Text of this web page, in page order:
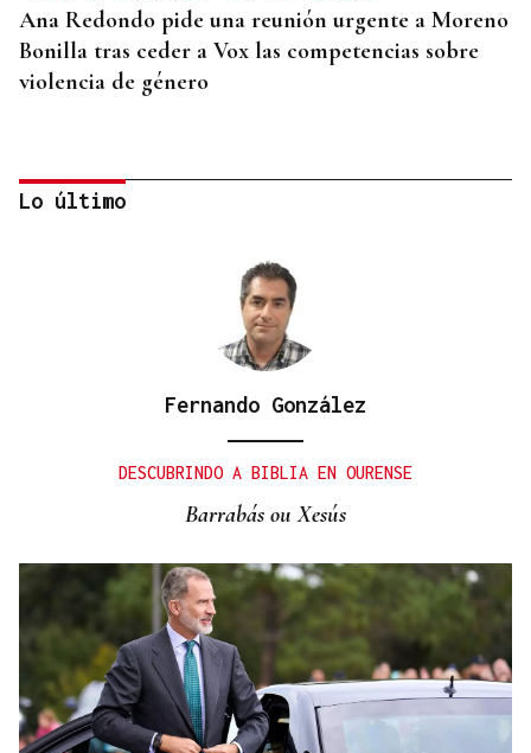
Ana Redondo pide una reunión urgente a Moreno
Bonilla tras ceder a Vox las competencias sobre
violencia de género
Gráfico | España roza los 50 millones de habitantes
Lo último
Fernando González
DESCUBRINDO A BIBLIA EN OURENSE
Barrabás ou Xesús